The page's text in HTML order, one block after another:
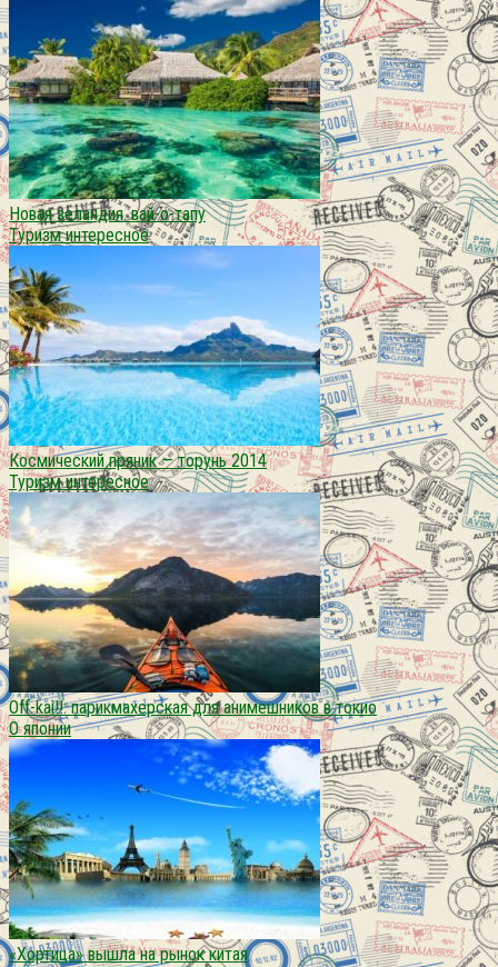
Новая зеландия. вай-о-тапу
Туризм интересное
Космический пряник — торунь 2014
Туризм интересное
Off-kai!!: парикмахерская для анимешников в токио
О японии
«Хортица» вышла на рынок китая